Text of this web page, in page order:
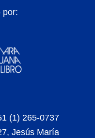
por:
(1) 265-0737
Jesús María